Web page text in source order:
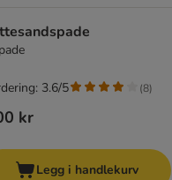
kr
3.6/5 (8)
Legg i handlekurv